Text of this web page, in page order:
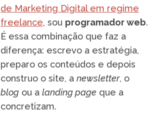
de Marketing Digital em regime
freelance, sou programador web.
É essa combinação que faz a
diferença: escrevo a estratégia,
preparo os conteúdos e depois
construo o site, a newsletter, o
blog ou a landing page que a
concretizam.